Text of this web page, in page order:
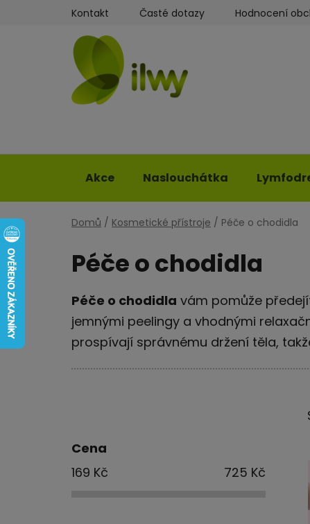
Kontakt Časté dotazy Hodnocení
Akce Naslouchátka
Domů / Kosmetické přístroje / Péče o chodidla
Péče o chodidla
Péče o chodidla vám pomůže
jemnými peelingy a vhodnými
prospívají správnému držení těla,
Cena
169 Kč 725 Kč